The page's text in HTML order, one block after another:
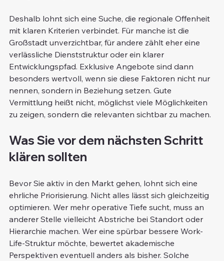
Deshalb lohnt sich eine Suche, die regionale Offenheit
mit klaren Kriterien verbindet. Für manche ist die
Großstadt unverzichtbar, für andere zählt eher eine
verlässliche Dienststruktur oder ein klarer
Entwicklungspfad. Exklusive Angebote sind dann
besonders wertvoll, wenn sie diese Faktoren nicht nur
nennen, sondern in Beziehung setzen. Gute
Vermittlung heißt nicht, möglichst viele Möglichkeiten
zu zeigen, sondern die relevanten sichtbar zu machen.
Was Sie vor dem nächsten Schritt
klären sollten
Bevor Sie aktiv in den Markt gehen, lohnt sich eine
ehrliche Priorisierung. Nicht alles lässt sich gleichzeitig
optimieren. Wer mehr operative Tiefe sucht, muss an
anderer Stelle vielleicht Abstriche bei Standort oder
Hierarchie machen. Wer eine spürbar bessere Work-
Life-Struktur möchte, bewertet akademische
Perspektiven eventuell anders als bisher. Solche